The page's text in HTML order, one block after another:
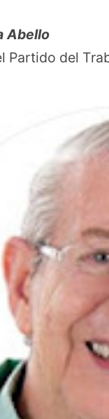
Abello
Partido del